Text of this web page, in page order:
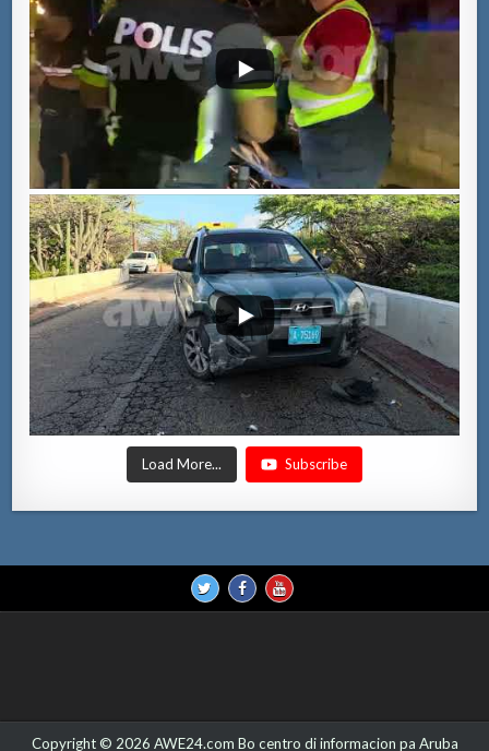
Load More... Subscribe
Copyright © 2026 AWE24.com Bo centro di informacion pa Aruba